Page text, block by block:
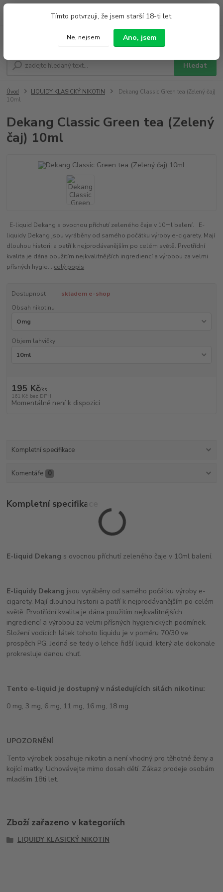
Tímto potvrzuji, že jsem starší 18-ti let.
Ne, nejsem Ano, jsem
Hledat
Po - Pá 9:00 - 19:00 So 9:00 - 14:00
Úvod LIQUIDY KLASICKÝ NIKOTIN
Dekang Classic Green tea (Zelený čaj)
10ml
Dekang Classic Green tea (Zelený
čaj) 10ml
E-liquid Dekang s ovocnou příchutí zeleného čaje v 10ml balení. E-
liquidy Dekang jsou vyráběny od samého počátku výroby e-cigarety. Mají
dlouhou historii a patří k nejprodávanějším po celém světě. Prvotřídní
kvalita je dána použitím nejkvalitnějších ingrediencí a výrobou za velmi
přísných hygie... celý popis
Dostupnost
skladem e-shop
Obsah nikotinu
Objem lahvičky
195 Kč/ks
161 Kč bez DPH
Momentálně není k dispozici
Kompletní specifikace
Komentáře 0
Kompletní specifikace
E-liquid Dekang s ovocnou příchutí zeleného čaje v 10ml balení.
E-liquidy Dekang jsou vyráběny od samého počátku výroby e-
cigarety. Mají dlouhou historii a patří k nejprodávanějším po celém
světě. Prvotřídní kvalita je dána použitím nejkvalitnějších
ingrediencí a výrobou za velmi přísných hygienických podmínek.
Složení vodících látek tohoto liquidu je v poměru 70/30 ve
prospěch PG. Jedná se tedy o lehce řidší liquid, který ale dokonale
prokresluje danou chuť.
Tento e-liquid je dostupný v následujících silách nikotinu:
0 mg, 3 mg, 6 mg, 11 mg, 16 mg, 18 mg
UPOZORNĚNÍ
Tento výrobek obsahuje nikotin a není vhodný pro těhotné ženy a
kojící matky. Uchovávejte mimo dosah dětí. Zákaz prodeje osobám
mladším 18ti let.
Zboží zařazeno v kategoriích
LIQUIDY KLASICKÝ NIKOTIN